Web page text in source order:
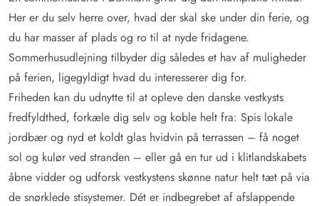
Her er du selv herre over, hvad der skal ske under din ferie, og
du har masser af plads og ro til at nyde fridagene.
Sommerhusudlejning tilbyder dig således et hav af muligheder
på ferien, ligegyldigt hvad du interesserer dig for.
Friheden kan du udnytte til at opleve den danske vestkysts
fredfyldthed, forkæle dig selv og koble helt fra: Spis lokale
jordbær og nyd et koldt glas hvidvin på terrassen – få noget
sol og kulør ved stranden – eller gå en tur ud i klitlandskabets
åbne vidder og udforsk vestkystens skønne natur helt tæt på via
de snørklede stisystemer. Dét er indbegrebet af afslappende